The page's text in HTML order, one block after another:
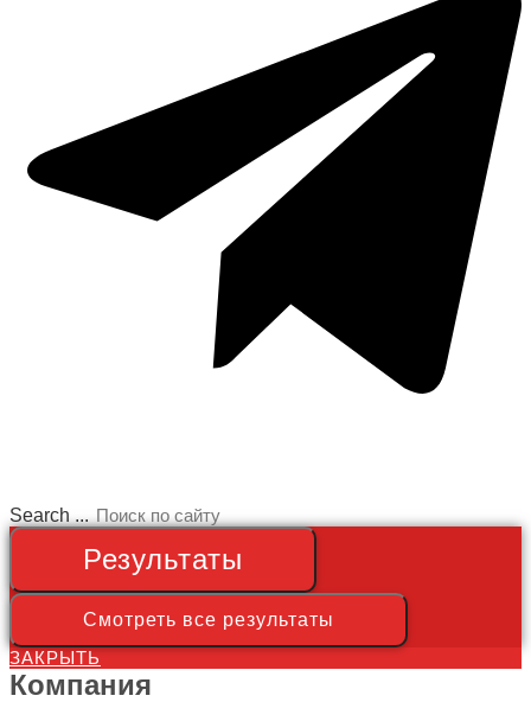
Search ...
Результаты
Смотреть все результаты
ЗАКРЫТЬ
Компания